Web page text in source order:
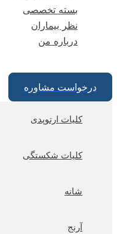
بسته تخصصی
نظر بیماران
درباره من
درخواست مشاوره
کلیات ارتوپدی
کلیات شکستگی
شانه
آرنج